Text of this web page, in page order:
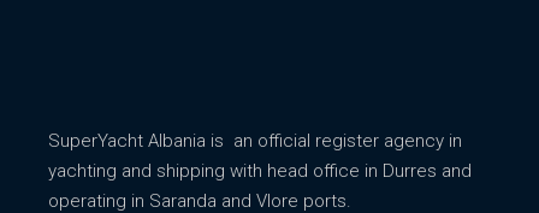
SuperYacht Albania is an official register agency in
yachting and shipping with head office in Durres and
operating in Saranda and Vlore ports.